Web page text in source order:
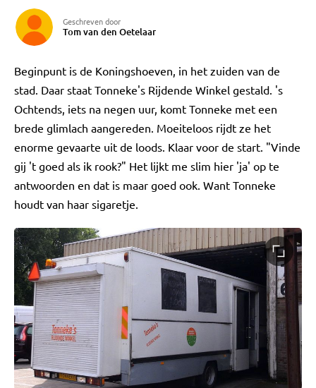
Geschreven door
Tom van den Oetelaar
Beginpunt is de Koningshoeven, in het zuiden van de
stad. Daar staat Tonneke's Rijdende Winkel gestald. 's
Ochtends, iets na negen uur, komt Tonneke met een
brede glimlach aangereden. Moeiteloos rijdt ze het
enorme gevaarte uit de loods. Klaar voor de start. "Vinde
gij 't goed als ik rook?" Het lijkt me slim hier 'ja' op te
antwoorden en dat is maar goed ook. Want Tonneke
houdt van haar sigaretje.